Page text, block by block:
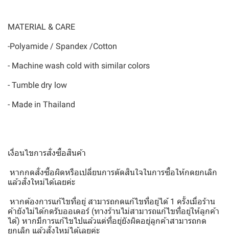
MATERIAL & CARE
-Polyamide / Spandex /Cotton
- Machine wash cold with similar colors
- Tumble dry low
- Made in Thailand
เงื่อนไขการสั่งซื้อสินค้า
️ หากกดสั่งซื้อผิดหรือเปลี่ยนการตัดสินใจในการซื้อให้กดยกเลิก
แล้วสั่งใหม่ได้เลยค่ะ
️ หากต้องการแก้ไขที่อยู่ สามารถกดแก้ไขที่อยู่ได้ 1 ครั้งเมื่อร้าน
ค้ายังไม่ได้กดรับออเดอร์ (ทางร้านไม่สามารถแก้ไขที่อยู่ให้ลูกค้า
ได้) หากมีการแก้ไขไปแล้วแต่ที่อยู่ยังผิดอยู่ลูกค้าสามารถกด
ยกเลิก แล้วสั่งใหม่ได้เลยค่ะ